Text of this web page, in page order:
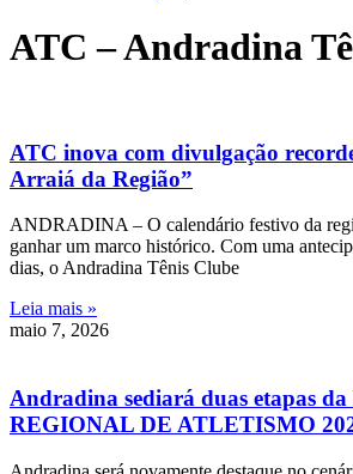
ATC – Andradina
ATC inova com divulgação
Arraiá da Região”
ANDRADINA – O calendário festivo da
ganhar um marco histórico. Com uma
dias, o Andradina Tênis Clube
Leia mais »
maio 7, 2026
Andradina sediará duas etapas
REGIONAL DE ATLETISMO